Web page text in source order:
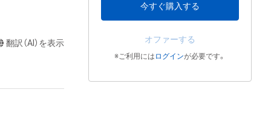
翻訳（AI）を表示
今すぐ購入する
オファーする
※ご利用には ログインが必要です。